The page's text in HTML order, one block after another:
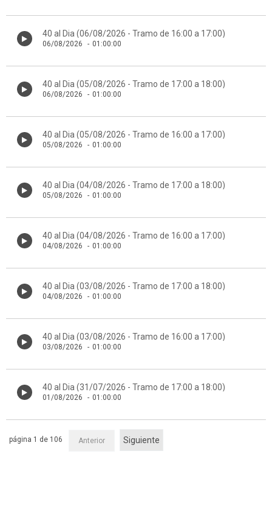
40 al Dia (06/08/2026 - Tramo de 16:00 a 17:00)
06/08/2026 - 01:00:00
40 al Dia (05/08/2026 - Tramo de 17:00 a 18:00)
06/08/2026 - 01:00:00
40 al Dia (05/08/2026 - Tramo de 16:00 a 17:00)
05/08/2026 - 01:00:00
40 al Dia (04/08/2026 - Tramo de 17:00 a 18:00)
05/08/2026 - 01:00:00
40 al Dia (04/08/2026 - Tramo de 16:00 a 17:00)
04/08/2026 - 01:00:00
40 al Dia (03/08/2026 - Tramo de 17:00 a 18:00)
04/08/2026 - 01:00:00
40 al Dia (03/08/2026 - Tramo de 16:00 a 17:00)
03/08/2026 - 01:00:00
40 al Dia (31/07/2026 - Tramo de 17:00 a 18:00)
01/08/2026 - 01:00:00
Anterior Siguiente
página 1 de 106